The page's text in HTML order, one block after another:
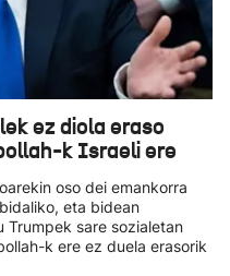
ez diola eraso
k Israeli ere
oso dei emankorra
eta bidean
Trumpek sare sozialetan
k ere ez duela erasorik